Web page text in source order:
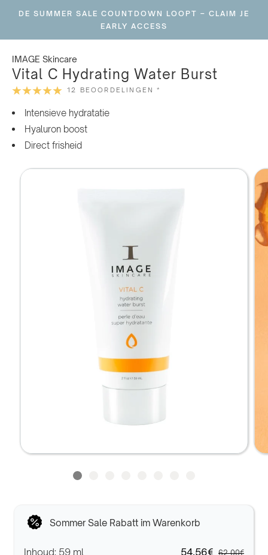
DE SUMMER SALE COUNTDOWN LOOPT – CLAIM JE
EARLY ACCESS
IMAGE Skincare
Vital C Hydrating Water Burst
12 BEOORDELINGEN *
Intensieve hydratatie
Hyaluron boost
Direct frisheid
Sommer Sale Rabatt im Warenkorb
Inhoud: 59 ml 54,56€ 62,00€